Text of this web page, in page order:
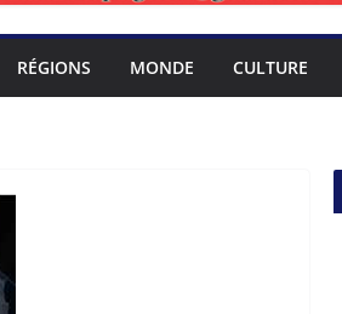
RÉGIONS MONDE CULTURE